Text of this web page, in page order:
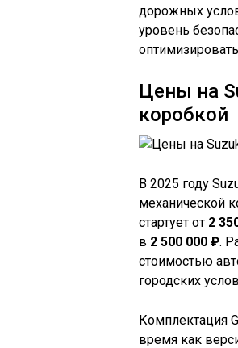
дорожных
уровень
Цены на
коробкой
В 2025 году
механической
стартует от 2
в 2 500 000 ₽.
стоимостью
городских
Комплектация
время как